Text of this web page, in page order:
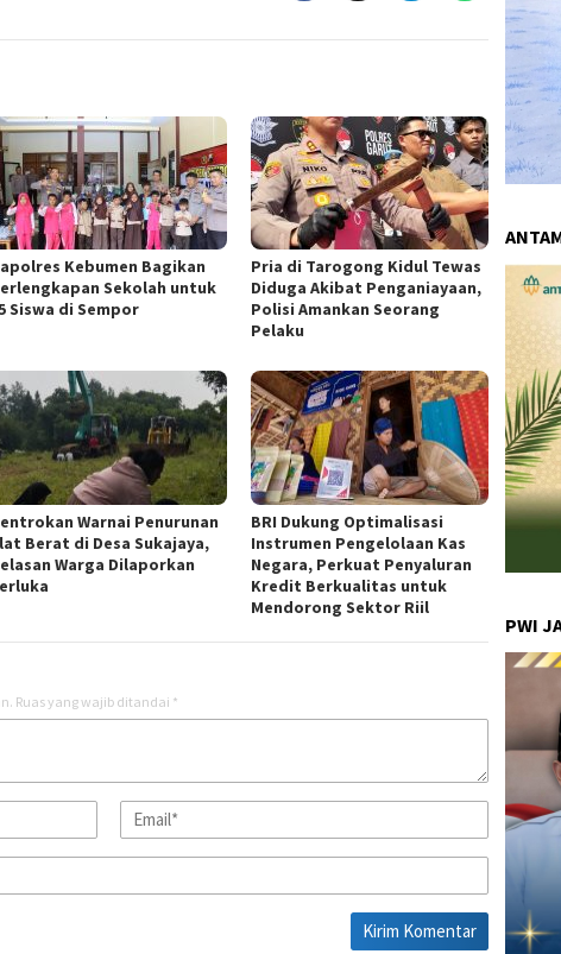
Kebumen Bagikan
Sekolah untuk
Siswa di Sempor
Pria di Tarogong Kidul Tewas
Diduga Akibat Penganiayaan,
Polisi Amankan Seorang
Pelaku
Warnai Penurunan
Berat di Desa Sukajaya,
Warga Dilaporkan
BRI Dukung Optimalisasi
Instrumen Pengelolaan Kas
Negara, Perkuat Penyaluran
Kredit Berkualitas untuk
Mendorong Sektor Riil
Ruas yang wajib ditandai *
PWI